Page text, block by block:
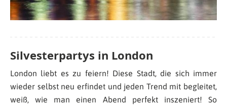
Silvesterpartys in London
London liebt es zu feiern! Diese Stadt, die sich immer
wieder selbst neu erfindet und jeden Trend mit begleitet,
weiß, wie man einen Abend perfekt inszeniert! So